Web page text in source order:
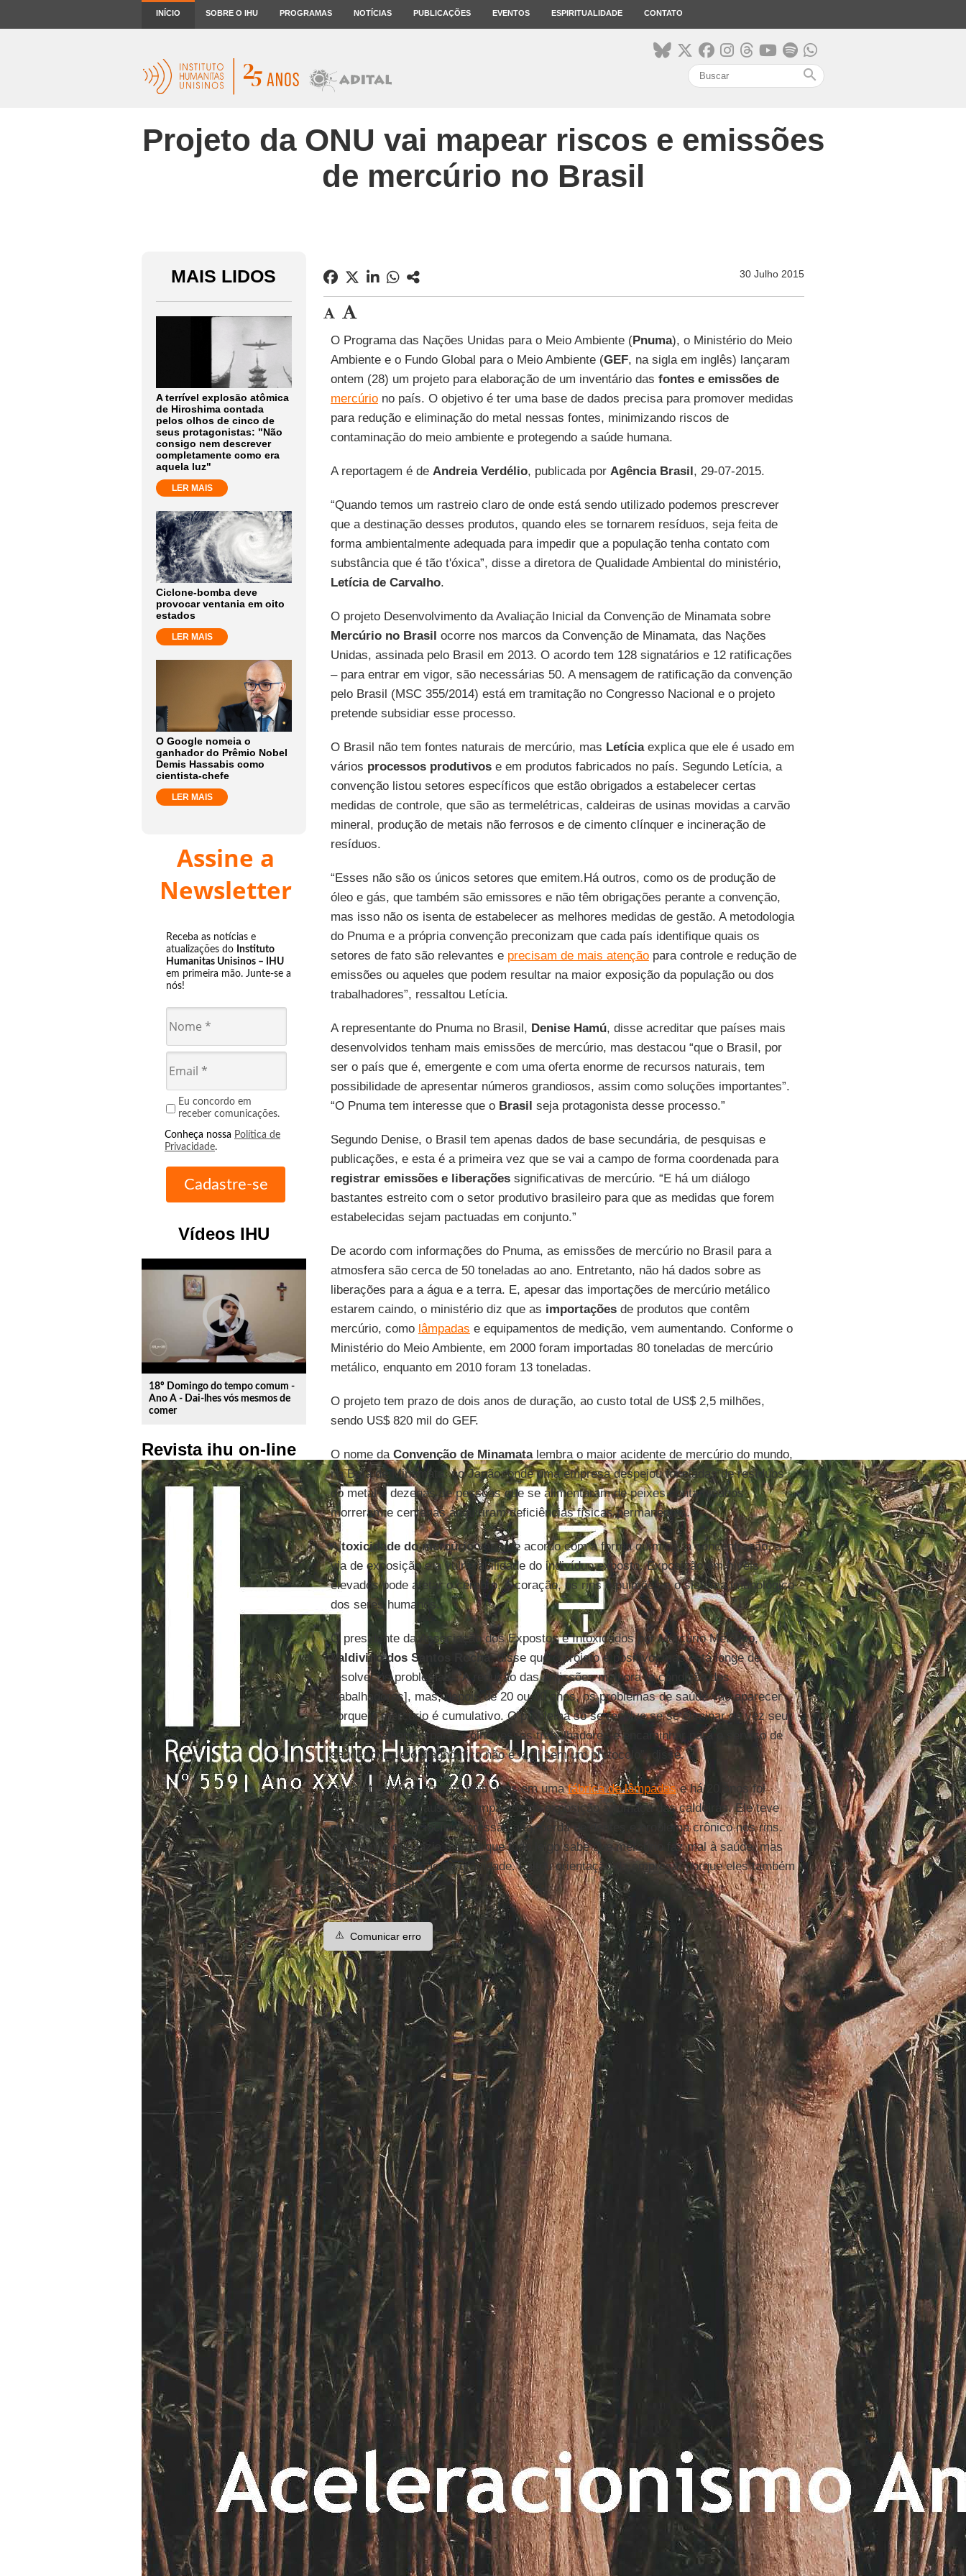
INÍCIO SOBRE O IHU PROGRAMAS NOTÍCIAS PUBLICAÇÕES EVENTOS ESPIRITUALIDADE CONTATO
search
Projeto da ONU vai mapear riscos e emissões
de mercúrio no Brasil
MAIS LIDOS
A terrível explosão atômica
de Hiroshima contada
pelos olhos de cinco de
seus protagonistas: "Não
consigo nem descrever
completamente como era
aquela luz"
LER MAIS
Ciclone-bomba deve
provocar ventania em oito
estados
LER MAIS
O Google nomeia o
ganhador do Prêmio Nobel
Demis Hassabis como
cientista-chefe
LER MAIS
Assine a
Newsletter
Receba as notícias e
atualizações do Instituto
Humanitas Unisinos – IHU
em primeira mão. Junte-se a
nós!
Eu concordo em
receber comunicações.
Conheça nossa Política de
Privacidade.
Vídeos IHU
play_circle_outline
18º Domingo do tempo comum -
Ano A - Dai-lhes vós mesmos de
comer
Revista ihu on-line
30 Julho 2015
O Programa das Nações Unidas para o Meio Ambiente (Pnuma), o Ministério do Meio
Ambiente e o Fundo Global para o Meio Ambiente (GEF, na sigla em inglês) lançaram
ontem (28) um projeto para elaboração de um inventário das fontes e emissões de
mercúriono país. O objetivo é ter uma base de dados precisa para promover medidas
para redução e eliminação do metal nessas fontes, minimizando riscos de
contaminação do meio ambiente e protegendo a saúde humana.
A reportagem é de Andreia Verdélio, publicada por Agência Brasil, 29-07-2015.
“Quando temos um rastreio claro de onde está sendo utilizado podemos prescrever
que a destinação desses produtos, quando eles se tornarem resíduos, seja feita de
forma ambientalmente adequada para impedir que a população tenha contato com
substância que é tão t'óxica”, disse a diretora de Qualidade Ambiental do ministério,
Letícia de Carvalho.
O projeto Desenvolvimento da Avaliação Inicial da Convenção de Minamata sobre
Mercúrio no Brasil ocorre nos marcos da Convenção de Minamata, das Nações
Unidas, assinada pelo Brasil em 2013. O acordo tem 128 signatários e 12 ratificações
– para entrar em vigor, são necessárias 50. A mensagem de ratificação da convenção
pelo Brasil (MSC 355/2014) está em tramitação no Congresso Nacional e o projeto
pretende subsidiar esse processo.
O Brasil não tem fontes naturais de mercúrio, mas Letíciaexplica que ele é usado em
vários processos produtivose em produtos fabricados no país. Segundo Letícia, a
convenção listou setores específicos que estão obrigados a estabelecer certas
medidas de controle, que são as termelétricas, caldeiras de usinas movidas a carvão
mineral, produção de metais não ferrosos e de cimento clínquer e incineração de
resíduos.
“Esses não são os únicos setores que emitem.Há outros, como os de produção de
óleo e gás, que também são emissores e não têm obrigações perante a convenção,
mas isso não os isenta de estabelecer as melhores medidas de gestão. A metodologia
do Pnuma e a própria convenção preconizam que cada país identifique quais os
setores de fato são relevantes e precisam de mais atençãopara controle e redução de
emissões ou aqueles que podem resultar na maior exposição da população ou dos
trabalhadores”, ressaltou Letícia.
A representante do Pnuma no Brasil, Denise Hamú, disse acreditar que países mais
desenvolvidos tenham mais emissões de mercúrio, mas destacou “que o Brasil, por
ser o país que é, emergente e com uma oferta enorme de recursos naturais, tem
possibilidade de apresentar números grandiosos, assim como soluções importantes”.
“O Pnuma tem interesse que o Brasil seja protagonista desse processo.”
Segundo Denise, o Brasil tem apenas dados de base secundária, de pesquisas e
publicações, e esta é a primeira vez que se vai a campo de forma coordenada para
registrar emissões e liberaçõessignificativas de mercúrio. “E há um diálogo
bastantes estreito com o setor produtivo brasileiro para que as medidas que forem
estabelecidas sejam pactuadas em conjunto.”
De acordo com informações do Pnuma, as emissões de mercúrio no Brasil para a
atmosfera são cerca de 50 toneladas ao ano. Entretanto, não há dados sobre as
liberações para a água e a terra. E, apesar das importações de mercúrio metálico
estarem caindo, o ministério diz que as importaçõesde produtos que contêm
mercúrio, como lâmpadas e equipamentos de medição, vem aumentando. Conforme o
Ministério do Meio Ambiente, em 2000 foram importadas 80 toneladas de mercúrio
metálico, enquanto em 2010 foram 13 toneladas.
O projeto tem prazo de dois anos de duração, ao custo total de US$ 2,5 milhões,
sendo US$ 820 mil do GEF.
O nome da Convenção de Minamatalembra o maior acidente de mercúrio do mundo,
na Baía de Minamata, no Japão, onde uma empresa despejou toneladas de resíduos
do metal e dezenas de pessoas que se alimentaram de peixes contaminados
morreram e centenas adquiriram deficiências físicas permanentes.
Atoxicidade do mercúriovaria de acordo com a forma química, a concentração, a
via de exposição e a vulnerabilidade do indivíduo exposto. Exposição em níveis
elevados pode afetar o cérebro, o coração, os rins e pulmões e o sistema imunológico
dos seres humanos.
O presidente da Associação dos Expostos e Intoxicados por Mercúrio Metálico,
Valdivino dos Santos Rocha, disse que o projeto é positivo, mas está longe de
resolver os problemas. “A redução das emissões melhora [a condição dos
trabalhadores], mas, depois de 20 ou 30 anos, os problemas de saúde vão aparecer
porque o mercúrio é cumulativo. O problema só se resolve se se eliminar de vez seu
uso. Trabalhamos para acolher esses trabalhadores e encaminhar para o serviço de
saúde, porque o diagnóstico não é fácil sem um protocolo”, disse.
Rocha trabalhou durante seis anos em umafábrica de lâmpadase há 20 anos foi
aposentado por causa dos impactos da exposição à fumaça das caldeiras. Ele teve
problemas de raciocínio, pressão alta, perda de dentes e problema crônico nos rins.
“Sabíamos que fazia mal porque todo leigo sabe que mercúrio faz mal à saúde, mas
não tínhamos noção da gravidade. Faltou orientação da empresa, porque eles também
sabiam”, ressaltou.
⚠️ Comunicar erro